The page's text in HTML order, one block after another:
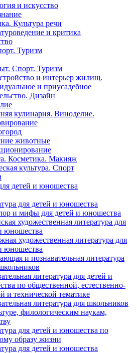
и искусство
Культура речи
и критика
Туризм
Спорт. Туризм
и интерьер жилищ.
и приусадебное
Дизайн
кулинария. Виноделие.
животные
Косметика. Макияж
культура. Спорт
детей и юношества
для детей и юношества
и мифы для детей и юношества
художественная литература для
юношества
художественная литература для
юношества
и познавательная литература
литература для детей и
по общественной, естественно-
и технической тематике
литература для школьников
филологическим наукам,
для детей и юношества по
образу жизни
для детей и юношества